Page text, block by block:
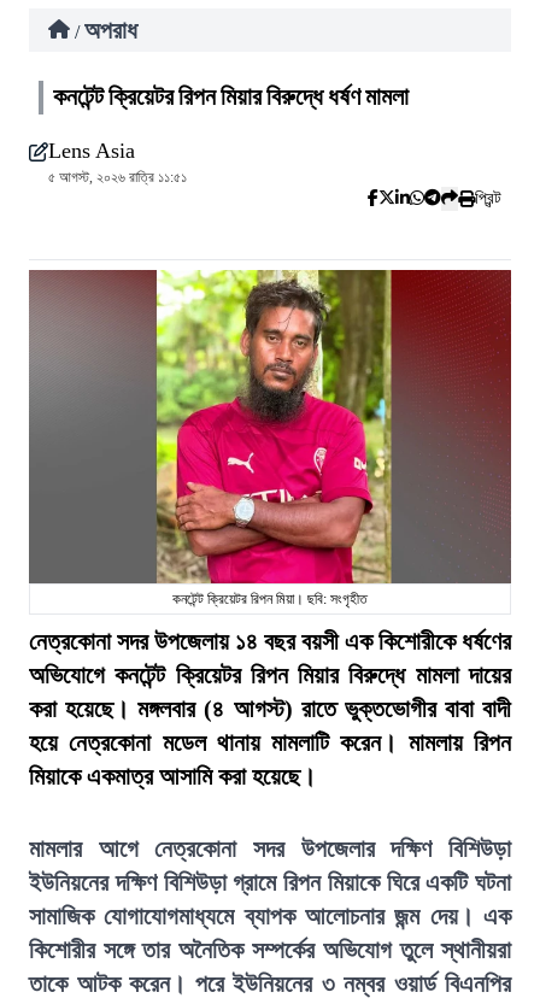
/ অপরাধ
কনটেন্ট ক্রিয়েটর রিপন মিয়ার বিরুদ্ধে ধর্ষণ মামলা
Lens Asia
৫ আগস্ট, ২০২৬ রাত্রি ১১:৫১
প্রিন্ট
কনটেন্ট ক্রিয়েটর রিপন মিয়া। ছবি: সংগৃহীত
নেত্রকোনা সদর উপজেলায় ১৪ বছর বয়সী এক কিশোরীকে ধর্ষণের
অভিযোগে কনটেন্ট ক্রিয়েটর রিপন মিয়ার বিরুদ্ধে মামলা দায়ের
করা হয়েছে। মঙ্গলবার (৪ আগস্ট) রাতে ভুক্তভোগীর বাবা বাদী
হয়ে নেত্রকোনা মডেল থানায় মামলাটি করেন। মামলায় রিপন
মিয়াকে একমাত্র আসামি করা হয়েছে।
মামলার আগে নেত্রকোনা সদর উপজেলার দক্ষিণ বিশিউড়া
ইউনিয়নের দক্ষিণ বিশিউড়া গ্রামে রিপন মিয়াকে ঘিরে একটি ঘটনা
সামাজিক যোগাযোগমাধ্যমে ব্যাপক আলোচনার জন্ম দেয়। এক
কিশোরীর সঙ্গে তার অনৈতিক সম্পর্কের অভিযোগ তুলে স্থানীয়রা
তাকে আটক করেন। পরে ইউনিয়নের ৩ নম্বর ওয়ার্ড বিএনপির